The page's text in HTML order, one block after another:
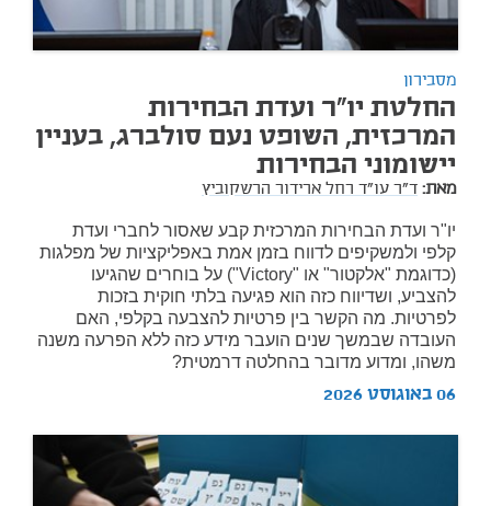
מסבירון
החלטת יו"ר ועדת הבחירות
המרכזית, השופט נעם סולברג, בעניין
יישומוני הבחירות
מאת: ד"ר עו"ד רחל ארידור הרשקוביץ
יו"ר ועדת הבחירות המרכזית קבע שאסור לחברי ועדת
קלפי ולמשקיפים לדווח בזמן אמת באפליקציות של מפלגות
(כדוגמת "אלקטור" או "Victory") על בוחרים שהגיעו
להצביע, ושדיווח כזה הוא פגיעה בלתי חוקית בזכות
לפרטיות. מה הקשר בין פרטיות להצבעה בקלפי, האם
העובדה שבמשך שנים הועבר מידע כזה ללא הפרעה משנה
משהו, ומדוע מדובר בהחלטה דרמטית?
06 באוגוסט 2026